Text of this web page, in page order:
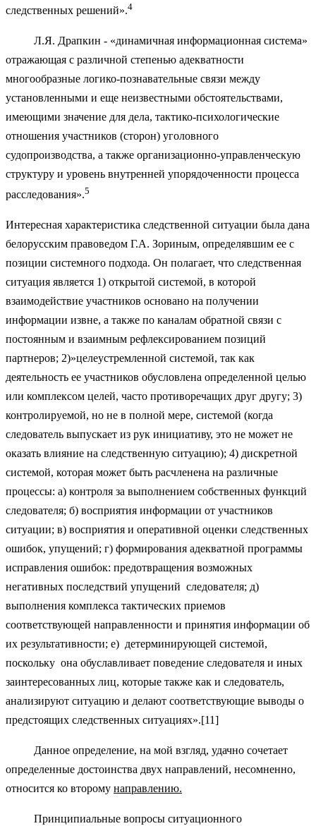
следственных решений».4
Л.Я. Драпкин - «динамичная информационная система»
отражающая с различной степенью адекватности
многообразные логико-познавательные связи между
установленными и еще неизвестными обстоятельствами,
имеющими значение для дела, тактико-психологические
отношения участников (сторон) уголовного
судопроизводства, а также организационно-управленческую
структуру и уровень внутренней упорядоченности процесса
расследования».5
Интересная характеристика следственной ситуации была дана
белорусским правоведом Г.А. Зориным, определявшим ее с
позиции системного подхода. Он полагает, что следственная
ситуация является 1) открытой системой, в которой
взаимодействие участников основано на получении
информации извне, а также по каналам обратной связи с
постоянным и взаимным рефлексированием позиций
партнеров; 2)»целеустремленной системой, так как
деятельность ее участников обусловлена определенной целью
или комплексом целей, часто противоречащих друг другу; 3)
контролируемой, но не в полной мере, системой (когда
следователь выпускает из рук инициативу, это не может не
оказать влияние на следственную ситуацию); 4) дискретной
системой, которая может быть расчленена на различные
процессы: а) контроля за выполнением собственных функций
следователя; б) восприятия информации от участников
ситуации; в) восприятия и оперативной оценки следственных
ошибок, упущений; г) формирования адекватной программы
исправления ошибок: предотвращения возможных
негативных последствий упущений следователя; д)
выполнения комплекса тактических приемов
соответствующей направленности и принятия информации об
их результативности; е) детерминирующей системой,
поскольку она обуславливает поведение следователя и иных
заинтересованных лиц, которые также как и следователь,
анализируют ситуацию и делают соответствующие выводы о
предстоящих следственных ситуациях».[11]
Данное определение, на мой взгляд, удачно сочетает
определенные достоинства двух направлений, несомненно,
относится ко второму направлению.
Принципиальные вопросы ситуационного